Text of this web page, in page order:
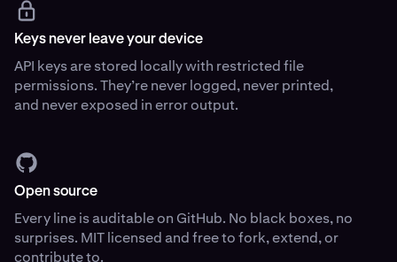
Keys never leave your device
API keys are stored locally with restricted file
permissions. They’re never logged, never printed,
and never exposed in error output.
Open source
Every line is auditable on GitHub. No black boxes, no
surprises. MIT licensed and free to fork, extend, or
contribute to.